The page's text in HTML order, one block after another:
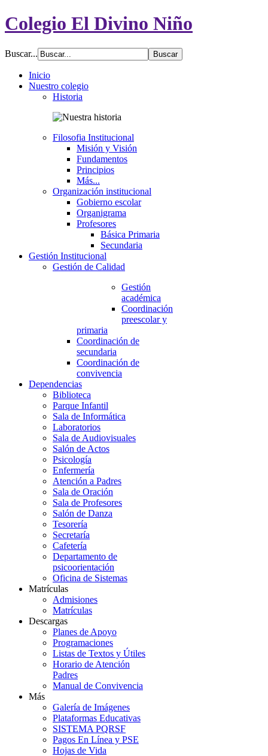
Colegio El Divino Niño
Buscar...
Inicio
Nuestro colegio
Historia
Filosofia Institucional
Misión y Visión
Fundamentos
Principios
Más...
Organización institucional
Gobierno escolar
Organigrama
Profesores
Básica Primaria
Secundaria
Gestión Institucional
Gestión de Calidad
Gestión
académica
Coordinación
preescolar y
primaria
Coordinación de
secundaria
Coordinación de
convivencia
Dependencias
Biblioteca
Parque Infantil
Sala de Informática
Laboratorios
Sala de Audiovisuales
Salón de Actos
Psicología
Enfermería
Atención a Padres
Sala de Oración
Sala de Profesores
Salón de Danza
Tesorería
Secretaría
Cafetería
Departamento de
psicoorientación
Oficina de Sistemas
Matrículas
Admisiones
Matrículas
Descargas
Planes de Apoyo
Programaciones
Listas de Textos y Útiles
Horario de Atención
Padres
Manual de Convivencia
Más
Galería de Imágenes
Plataformas Educativas
SISTEMA PQRSF
Pagos En Línea y PSE
Hojas de Vida